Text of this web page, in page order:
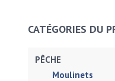
CATÉGORIES DU
PÊCHE
Moulinets